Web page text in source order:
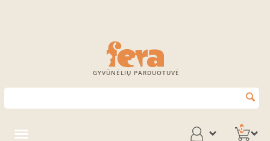
GYVŪNĖLIŲ PARDUOTUVĖ
0